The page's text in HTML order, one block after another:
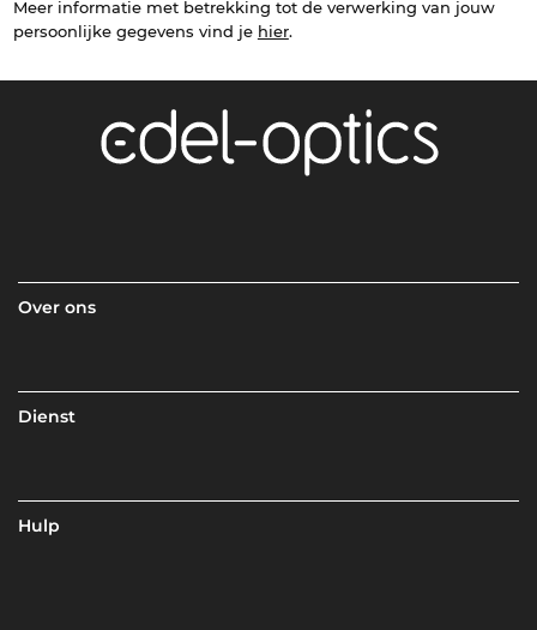
Meer informatie met betrekking tot de verwerking van jouw
persoonlijke gegevens vind je hier.
Over ons
Dienst
Hulp